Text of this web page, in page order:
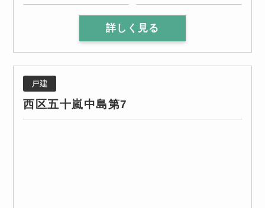
詳しく見る
戸建
西区五十嵐中島第7